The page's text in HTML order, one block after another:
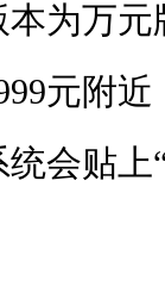
为万
元附
会贴上